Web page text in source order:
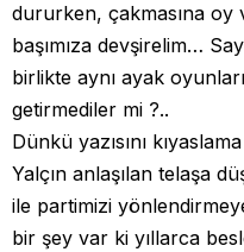
dururken, çakmasına oy
başımıza devşirelim…
birlikte aynı ayak
getirmediler mi ?..
Dünkü yazısını
Yalçın anlaşılan telaşa
ile partimizi
bir şey var ki yıllarca